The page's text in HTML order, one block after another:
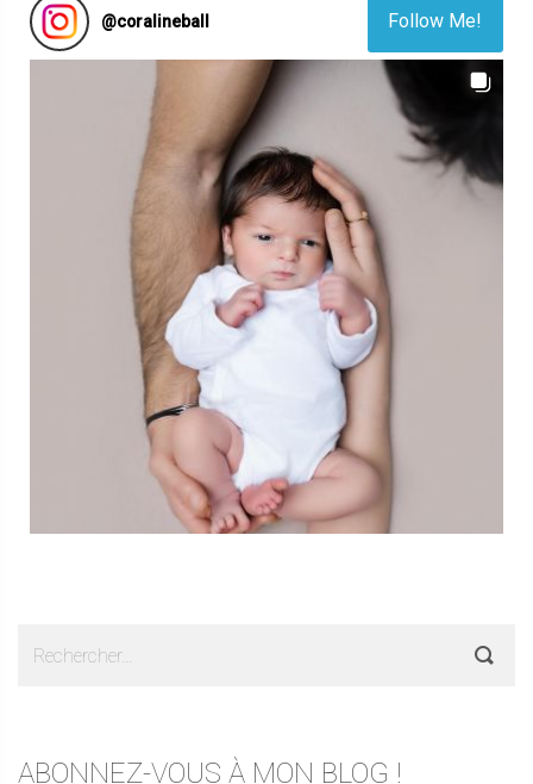
@coralineball Follow Me!
ABONNEZ-VOUS À MON BLOG !